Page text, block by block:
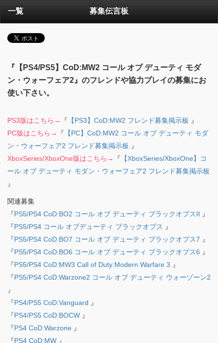
一覧 募集伝言板
『【PS4/PS5】CoD:MW2 コール オブ デューティ モダ
ン・ウォーフェア2』のフレンドや協力プレイの募集にお
使い下さい。
PS3版はこちら→ 『 【PS3】CoD:MW2 フレンド募集掲示板 』
PC版はこちら→
『 【PC】CoD:MW2 コール オブ デューティ モダ
ン・ウォーフェア2 フレンド募集掲示板 』
XboxSeries/XboxOne版はこちら→
『 【XboxSeries/XboxOne】コ
ール オブ デューティ モダン・ウォーフェア2 フレンド募集掲示板
』
関連募集
『PS5/PS4 CoD:BO2 コール オブ デューティ ブラックオプスII 』
『PS5/PS4 コール オブデューティ ブラックオプス 』
『PS5/PS4 CoD:BO7 コール オブ デューティ ブラックオプス7 』
『PS5/PS4 CoD:BO6 コール オブ デューティ ブラックオプス6 』
『PS5/PS4 CoD:MW3 Call of Duty:Modern Warfare 3 』
『PS5/PS4 CoD:Warzone2 コール オブ デューティ ウォーゾーン2
』
『PS4/PS5 CoD:Vanguard 』
『PS4/PS5 CoD:BOCW 』
『PS4 CoD:Warzone 』
『PS4 CoD:MW 』